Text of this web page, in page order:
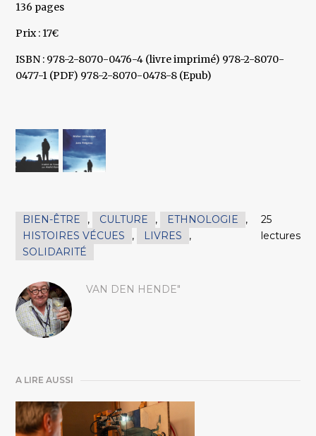
136 pages
Prix : 17€
ISBN : 978-2-8070-0476-4 (livre imprimé) 978-2-8070-
0477-1 (PDF) 978-2-8070-0478-8 (Epub)
BIEN-ÊTRE , CULTURE , ETHNOLOGIE
,
HISTOIRES VÉCUES
, LIVRES
,
SOLIDARITÉ
25
lectures
VAN DEN HENDE"
A LIRE AUSSI